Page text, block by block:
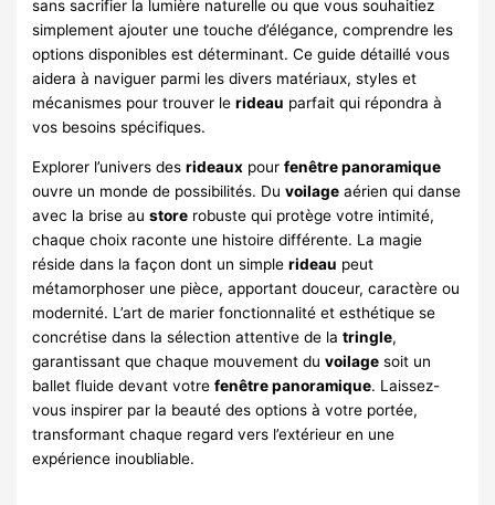
sans sacrifier la lumière naturelle ou que vous souhaitiez
simplement ajouter une touche d’élégance, comprendre les
options disponibles est déterminant. Ce guide détaillé vous
aidera à naviguer parmi les divers matériaux, styles et
mécanismes pour trouver lerideau parfait qui répondra à
vos besoins spécifiques.
Explorer l’univers desrideaux pourfenêtre panoramique
ouvre un monde de possibilités. Duvoilage aérien qui danse
avec la brise austore robuste qui protège votre intimité,
chaque choix raconte une histoire différente. La magie
réside dans la façon dont un simplerideau peut
métamorphoser une pièce, apportant douceur, caractère ou
modernité. L’art de marier fonctionnalité et esthétique se
concrétise dans la sélection attentive de latringle,
garantissant que chaque mouvement duvoilage soit un
ballet fluide devant votrefenêtre panoramique. Laissez-
vous inspirer par la beauté des options à votre portée,
transformant chaque regard vers l’extérieur en une
expérience inoubliable.